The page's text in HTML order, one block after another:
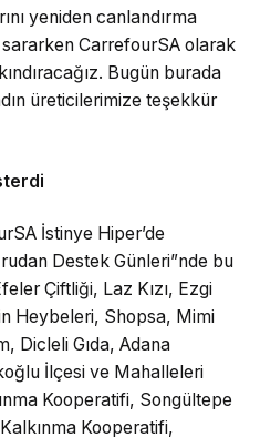
yeniden canlandırma
CarrefourSA olarak
Bugün burada
üreticilerimize teşekkür
İstinye Hiper’de
Destek Günleri”nde bu
Çiftliği, Laz Kızı, Ezgi
Heybeleri, Shopsa, Mimi
Dicleli Gıda, Adana
İlçesi ve Mahalleleri
Kooperatifi, Songültepe
Kooperatifi,